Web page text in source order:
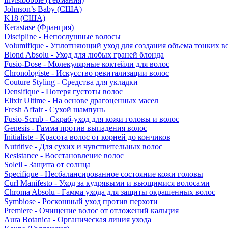
Johnson’s Baby (США)
K18 (США)
Kerastase (Франция)
Discipline - Непослушные волосы
Volumifique - Уплотняющий уход для создания объема тонких
Blond Absolu - Уход для любых граней блонда
Fusio-Dose - Молекулярные коктейли для волос
Chronologiste - Искусство ревитализации волос
Couture Styling - Средства для укладки
Densifique - Потеря густоты волос
Elixir Ultime - На основе драгоценных масел
Fresh Affair - Сухой шампунь
Fusio-Scrub - Скраб-уход для кожи головы и волос
Genesis - Гамма против выпадения волос
Initialiste - Красота волос от корней до кончиков
Nutritive - Для сухих и чувствительных волос
Resistance - Восстановление волос
Soleil - Защита от солнца
Specifique - Несбалансированное состояние кожи головы
Curl Manifesto - Уход за кудрявыми и вьющимися волосами
Chroma Absolu - Гамма ухода для защиты окрашенных волос
Symbiose - Роскошный уход против перхоти
Premiere - Очищение волос от отложений кальция
Aura Botanica - Органическая линия ухода